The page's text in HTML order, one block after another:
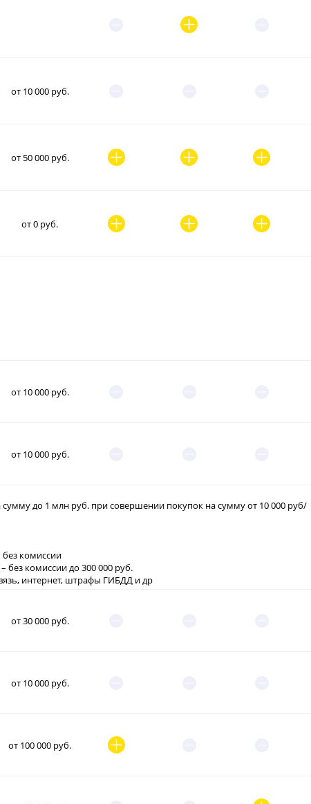
от 10 000 руб.
от 50 000 руб.
от 0 руб.
от 10 000 руб.
от 10 000 руб.
до 1 млн руб. при совершении покупок на сумму от 10 000 руб/
комиссии
без комиссии до 300 000 руб.
интернет, штрафы ГИБДД и др
от 30 000 руб.
от 10 000 руб.
от 100 000 руб.